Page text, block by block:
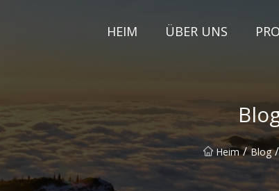
HEIM ÜBER UNS
Heim / Blog /